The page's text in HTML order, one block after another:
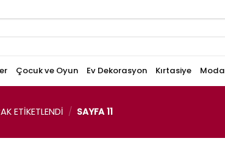
Çocuk ve Oyun Ev Dekorasyon Kırtasiye Moda
ETIKETLENDI / SAYFA 11